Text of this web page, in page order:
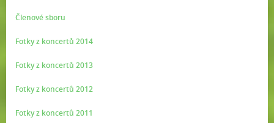
Členové sboru
Fotky z koncertů 2014
Fotky z koncertů 2013
Fotky z koncertů 2012
Fotky z koncertů 2011